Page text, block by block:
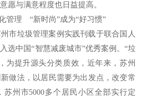
愿与满意程度也日益提高。
管理 “新时尚”成为“好习惯”
垃圾管理案例实践刊载于联合国人
选中国“智慧减废城市”优秀案例。“垃
为提升源头分类质效，近年来，苏州
做法，以居民需要为出发点，改变常
苏州市5000多个居民小区全部实行定